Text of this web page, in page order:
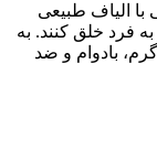
با الیاف طبیعی
فرد خلق کنند. به
بادوام و ضد